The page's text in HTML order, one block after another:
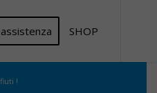
SHOP
!